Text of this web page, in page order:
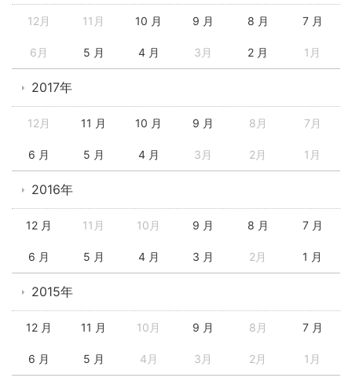
12月 11月 10 月 9 月 8 月 7 月
6月 5 月 4 月 3月 2 月 1月
2017年
12月 11 月 10 月 9 月 8月 7月
6 月 5 月 4 月 3月 2月 1月
2016年
12 月 11月 10月 9 月 8 月 7 月
6 月 5 月 4 月 3 月 2月 1 月
2015年
12 月 11 月 10月 9 月 8月 7 月
6 月 5 月 4月 3月 2月 1月